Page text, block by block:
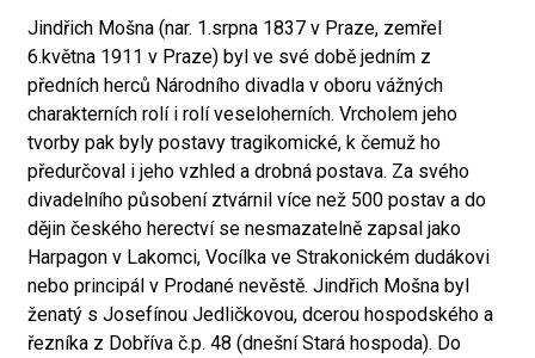
Jindřich Mošna (nar. 1.srpna 1837 v Praze, zemřel
6.května 1911 v Praze) byl ve své době jedním z
předních herců Národního divadla v oboru vážných
charakterních rolí i rolí veseloherních. Vrcholem jeho
tvorby pak byly postavy tragikomické, k čemuž ho
předurčoval i jeho vzhled a drobná postava. Za svého
divadelního působení ztvárnil více než 500 postav a do
dějin českého herectví se nesmazatelně zapsal jako
Harpagon v Lakomci, Vocílka ve Strakonickém dudákovi
nebo principál v Prodané nevěstě. Jindřich Mošna byl
ženatý s Josefínou Jedličkovou, dcerou hospodského a
řezníka z Dobříva č.p. 48 (dnešní Stará hospoda). Do